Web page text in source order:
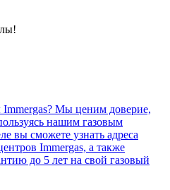
Immergas? Мы ценим доверие,
нашим газовым
вы сможете узнать адреса
Immergas, а также
до 5 лет на свой газовый